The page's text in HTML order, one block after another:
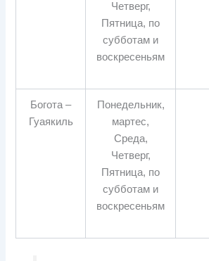
Четверг,
Пятница, по
субботам и
воскресеньям
Богота –
Гуаякиль
Понедельник,
мартес,
Среда,
Четверг,
Пятница, по
субботам и
воскресеньям